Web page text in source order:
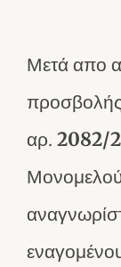
Μετά απο
αρ. 2082/